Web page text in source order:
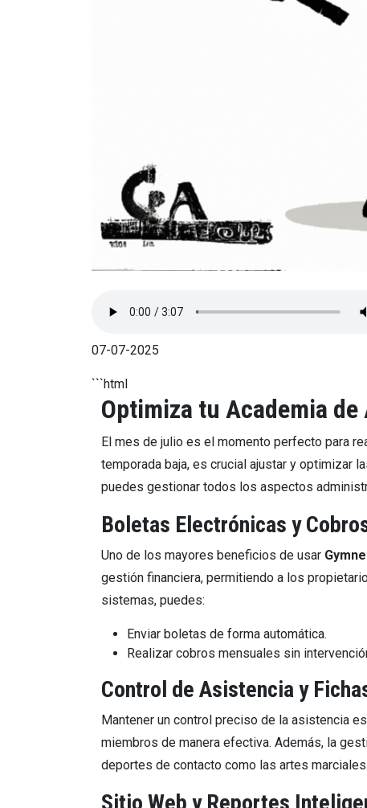
07-07-2025
```html
Optimiza tu Academia
El mes de julio es el momento perfecto para
temporada baja, es crucial ajustar y optimizar
puedes gestionar todos los aspectos
Boletas Electrónicas y
Uno de los mayores beneficios de usar
gestión financiera, permitiendo a los
sistemas, puedes:
Enviar boletas de forma automática.
Realizar cobros mensuales sin
Control de Asistencia y
Mantener un control preciso de la asistencia
miembros de manera efectiva. Además, la
deportes de contacto como las artes marciales.